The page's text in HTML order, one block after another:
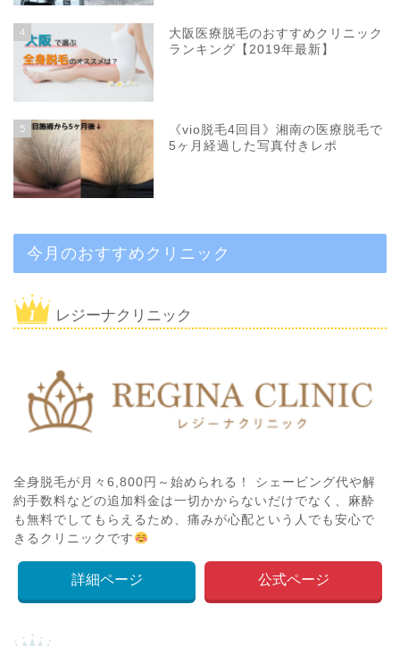
4
大阪医療脱毛のおすすめクリニック
ランキング【2019年最新】
5
《vio脱毛4回目》湘南の医療脱毛で
5ヶ月経過した写真付きレポ
今月のおすすめクリニック
レジーナクリニック
全身脱毛が月々6,800円～始められる！ シェービング代や解
約手数料などの追加料金は一切かからないだけでなく、麻酔
も無料でしてもらえるため、痛みが心配という人でも安心で
きるクリニックです
詳細ページ 公式ページ